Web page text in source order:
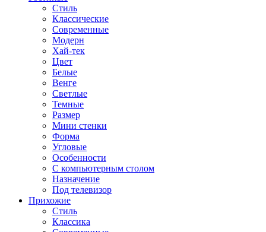
Стиль
Классические
Современные
Модерн
Хай-тек
Цвет
Белые
Венге
Светлые
Темные
Размер
Мини стенки
Форма
Угловые
Особенности
С компьютерным столом
Назначение
Под телевизор
Прихожие
Стиль
Классика